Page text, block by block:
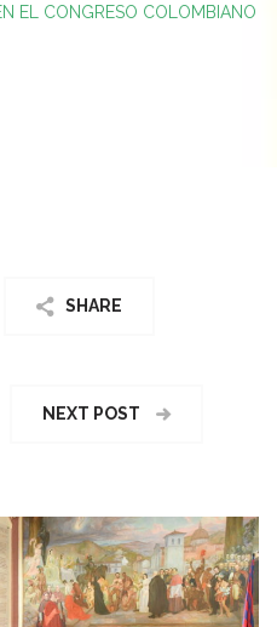
EL CONGRESO COLOMBIANO
SHARE
NEXT POST